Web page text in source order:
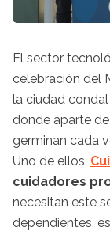
El sector
celebración del
la ciudad
donde aparte
germinan cada
Uno de ellos,
cuidadores
necesitan este
dependientes,